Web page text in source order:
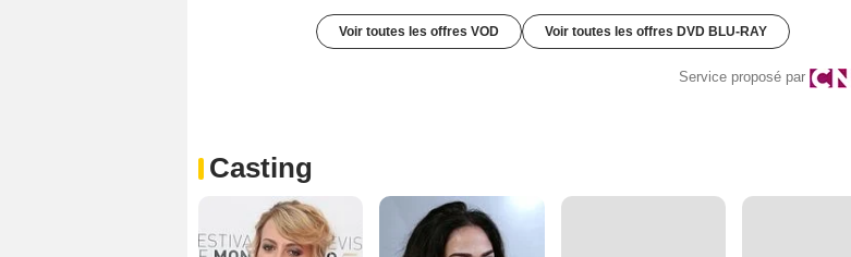
Voir toutes les offres VOD Voir toutes les offres DVD BLU-RAY
Service proposé par
Casting